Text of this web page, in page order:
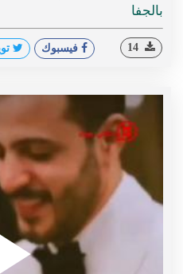
بالجفا
فيسبوك